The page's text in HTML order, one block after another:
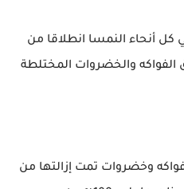
أنحاء النمسا انطلاقا من
الفواكه والخضروات المختلطة
وخضروات تمت إزالتها من